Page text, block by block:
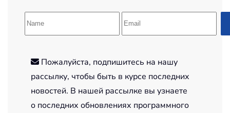
Пожалуйста, подпишитесь на нашу
рассылку, чтобы быть в курсе последних
новостей. В нашей рассылке вы узнаете
о последних обновлениях программного